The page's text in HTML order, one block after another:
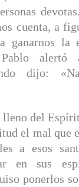
cuenta, a
ganarnos la
alertó
dijo:
lleno del
el mal que
a esos
en sus
ponerlos